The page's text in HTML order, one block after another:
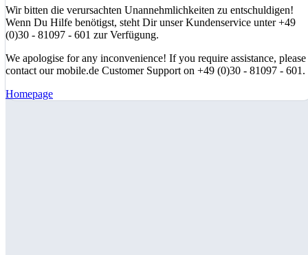
Wir bitten die verursachten Unannehmlichkeiten zu entschuldigen!
Wenn Du Hilfe benötigst, steht Dir unser Kundenservice unter +49
(0)30 - 81097 - 601 zur Verfügung.
We apologise for any inconvenience! If you require assistance, please
contact our mobile.de Customer Support on +49 (0)30 - 81097 - 601.
Homepage